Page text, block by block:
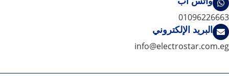
01096226663
البريد الإلكتروني
info@electrostar.com.eg